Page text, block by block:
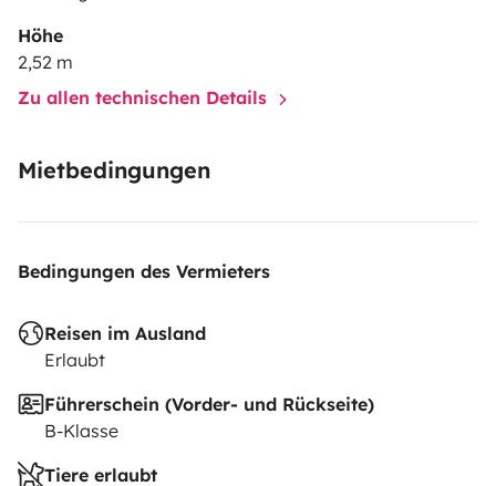
Höhe
2,52 m
Zu allen technischen Details
Mietbedingungen
Bedingungen des Vermieters
Reisen im Ausland
Erlaubt
Führerschein (Vorder- und Rückseite)
B-Klasse
Tiere erlaubt